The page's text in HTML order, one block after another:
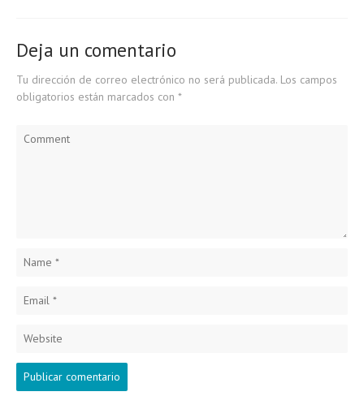
Deja un comentario
Tu dirección de correo electrónico no será publicada. Los campos
obligatorios están marcados con *